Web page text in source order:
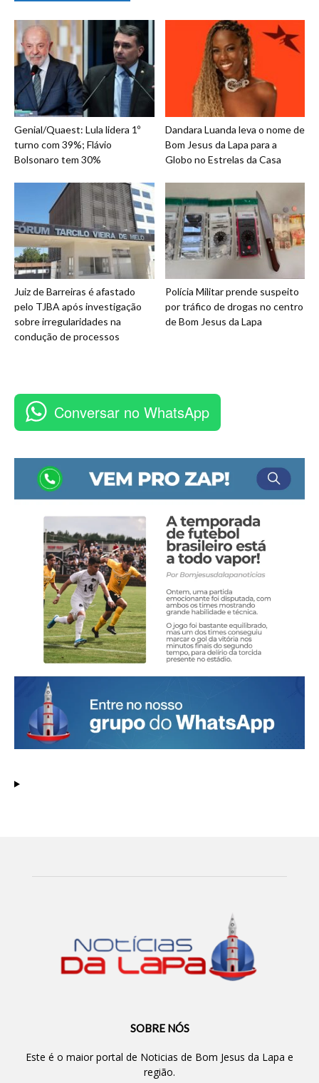
Genial/Quaest: Lula lidera 1º
turno com 39%; Flávio
Bolsonaro tem 30%
Dandara Luanda leva o nome de
Bom Jesus da Lapa para a
Globo no Estrelas da Casa
Juiz de Barreiras é afastado
pelo TJBA após investigação
sobre irregularidades na
condução de processos
Polícia Militar prende suspeito
por tráfico de drogas no centro
de Bom Jesus da Lapa
Conversar no WhatsApp
SOBRE NÓS
Este é o maior portal de Noticias de Bom Jesus da Lapa e
região.